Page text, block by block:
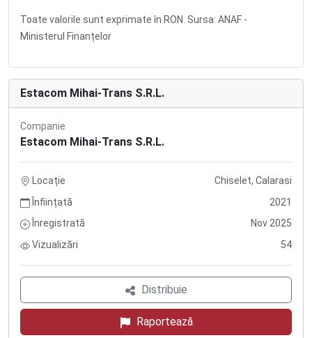
Toate valorile sunt exprimate în RON. Sursa: ANAF -
Ministerul Finanțelor
Estacom Mihai-Trans S.R.L.
Companie
Estacom Mihai-Trans S.R.L.
Locație
Chiselet, Calarasi
Înființată
2021
Înregistrată
Nov 2025
Vizualizări
54
Distribuie
Raportează